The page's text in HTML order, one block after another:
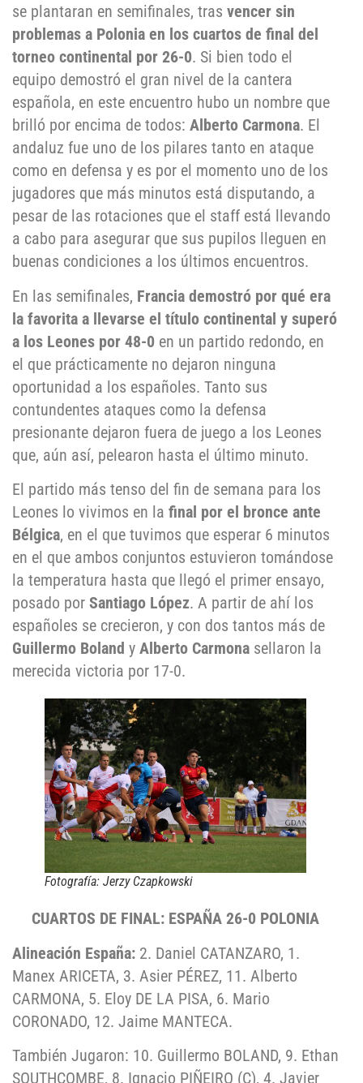
se plantaran en semifinales, tras vencer sin
problemas a Polonia en los cuartos de final del
torneo continental por 26-0. Si bien todo el
equipo demostró el gran nivel de la cantera
española, en este encuentro hubo un nombre que
brilló por encima de todos: Alberto Carmona. El
andaluz fue uno de los pilares tanto en ataque
como en defensa y es por el momento uno de los
jugadores que más minutos está disputando, a
pesar de las rotaciones que el staff está llevando
a cabo para asegurar que sus pupilos lleguen en
buenas condiciones a los últimos encuentros.
En las semifinales, Francia demostró por qué era
la favorita a llevarse el título continental y superó
a los Leones por 48-0 en un partido redondo, en
el que prácticamente no dejaron ninguna
oportunidad a los españoles. Tanto sus
contundentes ataques como la defensa
presionante dejaron fuera de juego a los Leones
que, aún así, pelearon hasta el último minuto.
El partido más tenso del fin de semana para los
Leones lo vivimos en la final por el bronce ante
Bélgica, en el que tuvimos que esperar 6 minutos
en el que ambos conjuntos estuvieron tomándose
la temperatura hasta que llegó el primer ensayo,
posado por Santiago López. A partir de ahí los
españoles se crecieron, y con dos tantos más de
Guillermo Boland y Alberto Carmona sellaron la
merecida victoria por 17-0.
Fotografía: Jerzy Czapkowski
CUARTOS DE FINAL: ESPAÑA 26-0 POLONIA
Alineación España: 2. Daniel CATANZARO, 1.
Manex ARICETA, 3. Asier PÉREZ, 11. Alberto
CARMONA, 5. Eloy DE LA PISA, 6. Mario
CORONADO, 12. Jaime MANTECA.
También Jugaron: 10. Guillermo BOLAND, 9. Ethan
SOUTHCOMBE, 8. Ignacio PIÑEIRO (C), 4. Javier